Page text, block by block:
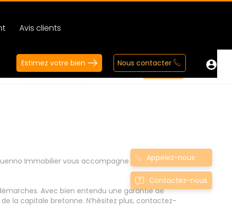
Avis clients
Estimez votre bien Nous contacter
Immobilier vous accompagne à chaque
Avec bien entendu une garantie de
la capitale bretonne. N’hésitez plus, contactez-
Appelez-nous
Contactez-nous